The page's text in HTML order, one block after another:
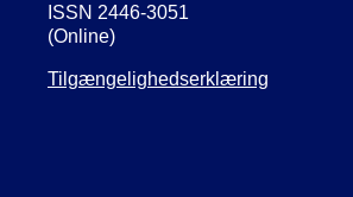
ISSN 2446-3051
(Online)
Tilgængelighedserklæring